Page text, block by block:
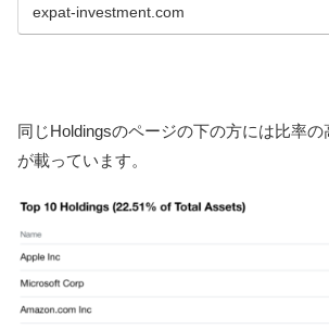
expat-investment.com
同じHoldingsのページの下の方には比率
が載っています。